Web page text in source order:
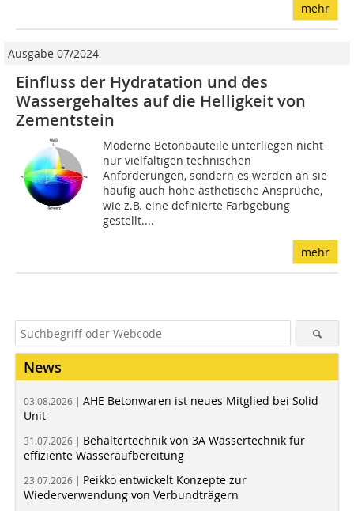
mehr
Ausgabe 07/2024
Einfluss der Hydratation und des
Wassergehaltes auf die Helligkeit von
Zementstein
Moderne Betonbauteile unterliegen nicht
nur vielfältigen technischen
Anforderungen, sondern es werden an sie
häufig auch hohe ästhetische Ansprüche,
wie z.B. eine definierte Farbgebung
gestellt....
mehr
News
03.08.2026 | AHE Betonwaren ist neues Mitglied bei Solid
Unit
31.07.2026 | Behältertechnik von 3A Wassertechnik für
effiziente Wasseraufbereitung
23.07.2026 | Peikko entwickelt Konzepte zur
Wiederverwendung von Verbundträgern